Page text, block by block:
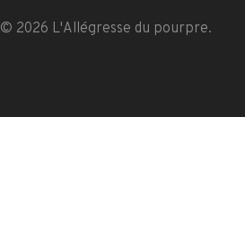
© 2026 L'Allégresse du pourpre.